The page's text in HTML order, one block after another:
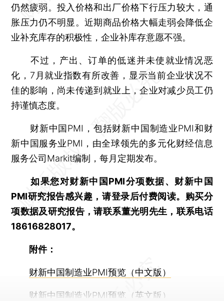
仍然疲弱。投入价格和出厂价格下行压力较大，通
胀压力仍不明显。近期商品价格大幅走弱会降低企
业补充库存的积极性，企业补库存意愿不强。
不过，产出、订单的低迷并未使就业情况恶
化，7月就业指数有所改善，显示当前企业状况不
佳的影响，尚未传递到就业上，企业对减少员工仍
持谨慎态度。
财新中国PMI，包括财新中国制造业PMI和财
新中国服务业PMI，由全球领先的多元化财经信息
服务公司Markit编制，每月定期发布。
如果您对财新中国PMI分项数据、财新中国
PMI研究报告感兴趣，请登录后付费阅读。购买分
项数据及研究报告，请联系董光明先生，联系电话
18616828017。
附件：
财新中国制造业PMI预览（中文版）
财新中国制造业PMI预览（英文版）